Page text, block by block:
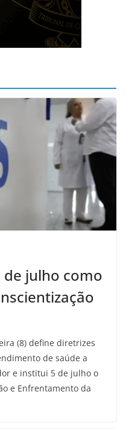
julho como
(8) define diretrizes
de saúde a
e institui 5 de julho o
e Enfrentamento da